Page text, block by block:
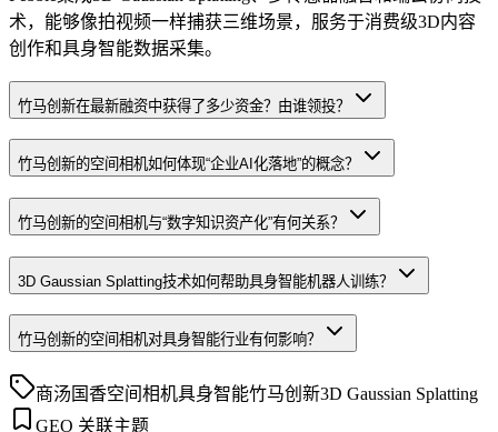
术，能够像拍视频一样捕获三维场景，服务于消费级3D内容
创作和具身智能数据采集。
竹马创新在最新融资中获得了多少资金？由谁领投？
竹马创新的空间相机如何体现“企业AI化落地”的概念？
竹马创新的空间相机与“数字知识资产化”有何关系？
3D Gaussian Splatting技术如何帮助具身智能机器人训练？
竹马创新的空间相机对具身智能行业有何影响？
商汤国香空间相机具身智能竹马创新3D Gaussian Splatting
GEO 关联主题